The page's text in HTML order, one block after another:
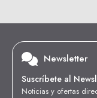
Newsletter
Suscríbete al
Noticias y ofertas